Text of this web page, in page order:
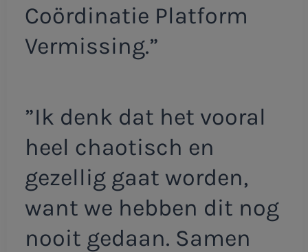
Coördinatie Platform
Vermissing.”
”Ik denk dat het vooral
heel chaotisch en
gezellig gaat worden,
want we hebben dit nog
nooit gedaan. Samen